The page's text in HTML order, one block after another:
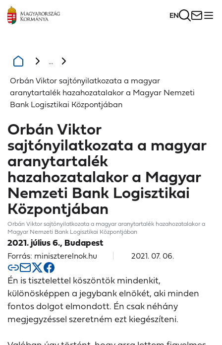
EN
...
Orbán Viktor sajtónyilatkozata a magyar
aranytartalék hazahozatalakor a Magyar Nemzeti
Bank Logisztikai Központjában
Orbán Viktor
sajtónyilatkozata a magyar
aranytartalék
hazahozatalakor a Magyar
Nemzeti Bank Logisztikai
Központjában
Orbán Viktor sajtónyilatkozata a magyar aranytartalék hazahozatalakor a
Magyar Nemzeti Bank Logisztikai Központjában
2021. július 6., Budapest
Forrás: miniszterelnok.hu 2021. 07. 06.
Én is tisztelettel köszöntök mindenkit,
különösképpen a jegybank elnökét, aki minden
fontos dolgot elmondott. Én csak néhány
megjegyzéssel szeretném ezt kiegészíteni.